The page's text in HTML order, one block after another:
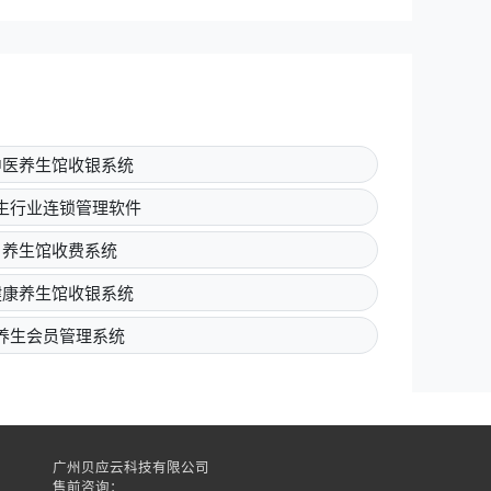
养生馆收银系统
行业连锁管理软件
养生馆收费系统
养生馆收银系统
生会员管理系统
广州贝应云科技有限公司
售前咨询：